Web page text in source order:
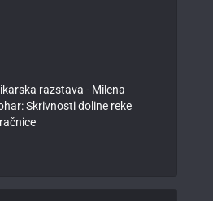
razstava - Milena
Skrivnosti doline reke